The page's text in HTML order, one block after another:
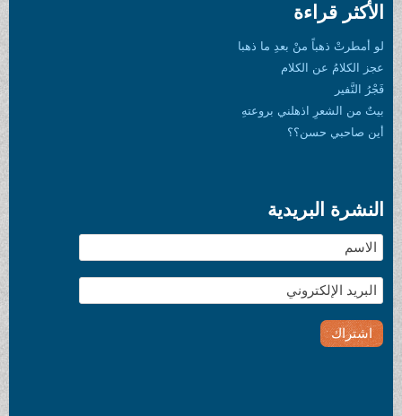
الأكثر قراءة
لو أمطرتْ ذهباً منْ بعدِ ما ذهبا
عجز الكلامُ عن الكلام
فَجْرُ النَّفير
بيتٌ من الشعرِ اذهلني بروعتهِ
أين صاحبي حسن؟؟
النشرة البريدية